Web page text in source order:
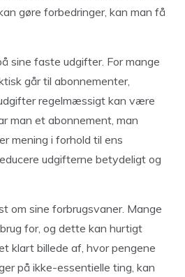
gøre forbedringer, kan man få
sine faste udgifter. For mange
går til abonnementer,
regelmæssigt kan være
man et abonnement, man
mening i forhold til ens
udgifterne betydeligt og
om sine forbrugsvaner. Mange
for, og dette kan hurtigt
klart billede af, hvor pengene
på ikke-essentielle ting, kan